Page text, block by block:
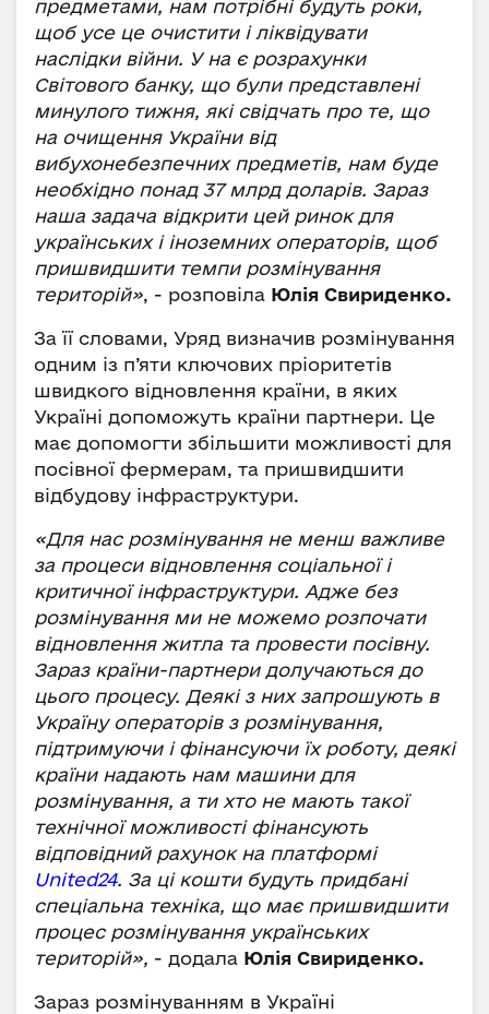
предметами, нам потрібні будуть роки,
щоб усе це очистити і ліквідувати
наслідки війни. У на є розрахунки
Світового банку, що були представлені
минулого тижня, які свідчать про те, що
на очищення України від
вибухонебезпечних предметів, нам буде
необхідно понад 37 млрд доларів. Зараз
наша задача відкрити цей ринок для
українських і іноземних операторів, щоб
пришвидшити темпи розмінування
територій», - розповіла Юлія Свириденко.
За її словами, Уряд визначив розмінування
одним із п’яти ключових пріоритетів
швидкого відновлення країни, в яких
Україні допоможуть країни партнери. Це
має допомогти збільшити можливості для
посівної фермерам, та пришвидшити
відбудову інфраструктури.
«Для нас розмінування не менш важливе
за процеси відновлення соціальної і
критичної інфраструктури. Адже без
розмінування ми не можемо розпочати
відновлення житла та провести посівну.
Зараз країни-партнери долучаються до
цього процесу. Деякі з них запрошують в
Україну операторів з розмінування,
підтримуючи і фінансуючи їх роботу, деякі
країни надають нам машини для
розмінування, а ти хто не мають такої
технічної можливості фінансують
відповідний рахунок на платформі
United24. За ці кошти будуть придбані
спеціальна техніка, що має пришвидшити
процес розмінування українських
територій», - додала Юлія Свириденко.
Зараз розмінуванням в Україні